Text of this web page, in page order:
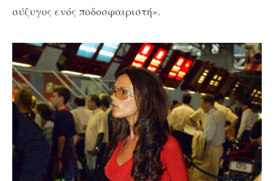
σύζυγος ενός ποδοσφαιριστή».